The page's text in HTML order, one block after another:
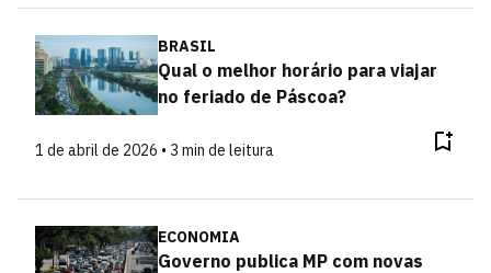
BRASIL
Qual o melhor horário para viajar
no feriado de Páscoa?
1 de abril de 2026 • 3 min de leitura
ECONOMIA
Governo publica MP com novas